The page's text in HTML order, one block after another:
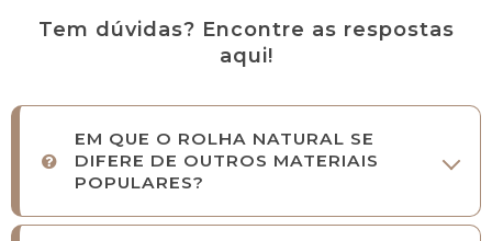
Tem dúvidas? Encontre as respostas
aqui!
EM QUE O ROLHA NATURAL SE
DIFERE DE OUTROS MATERIAIS
POPULARES?